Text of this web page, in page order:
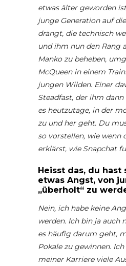
etwas älter geworden
junge Generation auf
drängt, die technisch
und ihm nun den Rang
Manko zu beheben,
McQueen in einem
jungen Wilden. Einer
Steadfast, der ihm
es heutzutage, in der
zu und her geht. Du
so vorstellen, wie wenn
erklärst, wie Snapchat
Heisst das, du hast
etwas Angst, von
„überholt“ zu
Nein, ich habe keine
werden. Ich bin ja auch
es häufig darum geht,
Pokale zu gewinnen.
meiner Karriere viele